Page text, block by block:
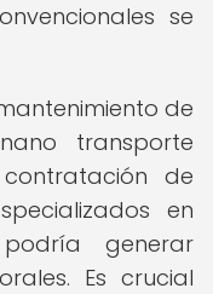
se
de
transporte
de
en
generar
Es crucial